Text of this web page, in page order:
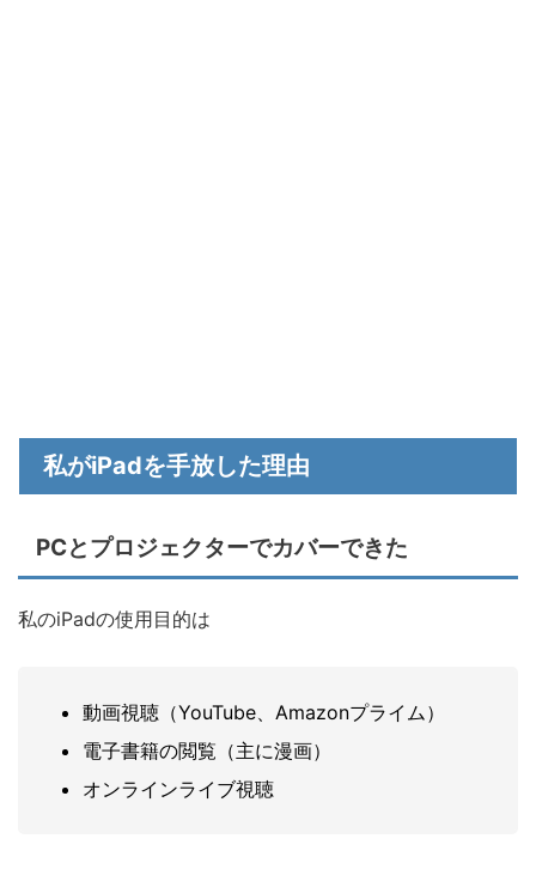
私がiPadを手放した理由
PCとプロジェクターでカバーできた
私のiPadの使用目的は
動画視聴（YouTube、Amazonプライム）
電子書籍の閲覧（主に漫画）
オンラインライブ視聴